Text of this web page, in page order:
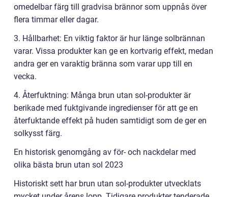
omedelbar färg till gradvisa brännor som uppnås över
flera timmar eller dagar.
3. Hållbarhet: En viktig faktor är hur länge solbrännan
varar. Vissa produkter kan ge en kortvarig effekt, medan
andra ger en varaktig bränna som varar upp till en
vecka.
4. Återfuktning: Många brun utan sol-produkter är
berikade med fuktgivande ingredienser för att ge en
återfuktande effekt på huden samtidigt som de ger en
solkysst färg.
En historisk genomgång av för- och nackdelar med
olika bästa brun utan sol 2023
Historiskt sett har brun utan sol-produkter utvecklats